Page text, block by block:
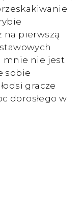
na pierwszą
mnie nie jest
sobie
gracze
dorosłego w